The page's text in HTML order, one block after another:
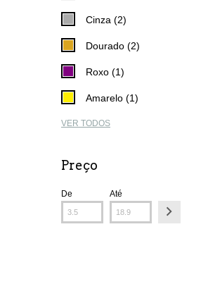
Cinza (2)
Dourado (2)
Roxo (1)
Amarelo (1)
VER TODOS
Preço
De Até